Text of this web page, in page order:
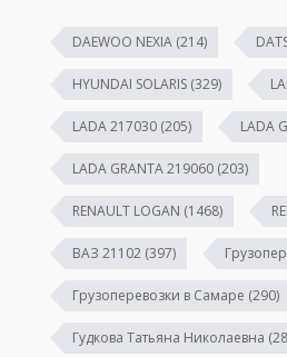
DAEWOO NEXIA(214)
HYUNDAI SOLARIS(329)
LADA 217030(205) LADA
LADA GRANTA 219060(203)
RENAULT LOGAN (1468)
ВАЗ 21102(397)
Грузоперевозки в Самаре (290)
Гудкова Татьяна Николаевна